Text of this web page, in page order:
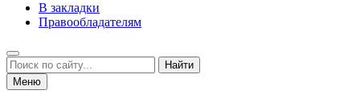
В закладки
Правообладателям
Найти
Меню